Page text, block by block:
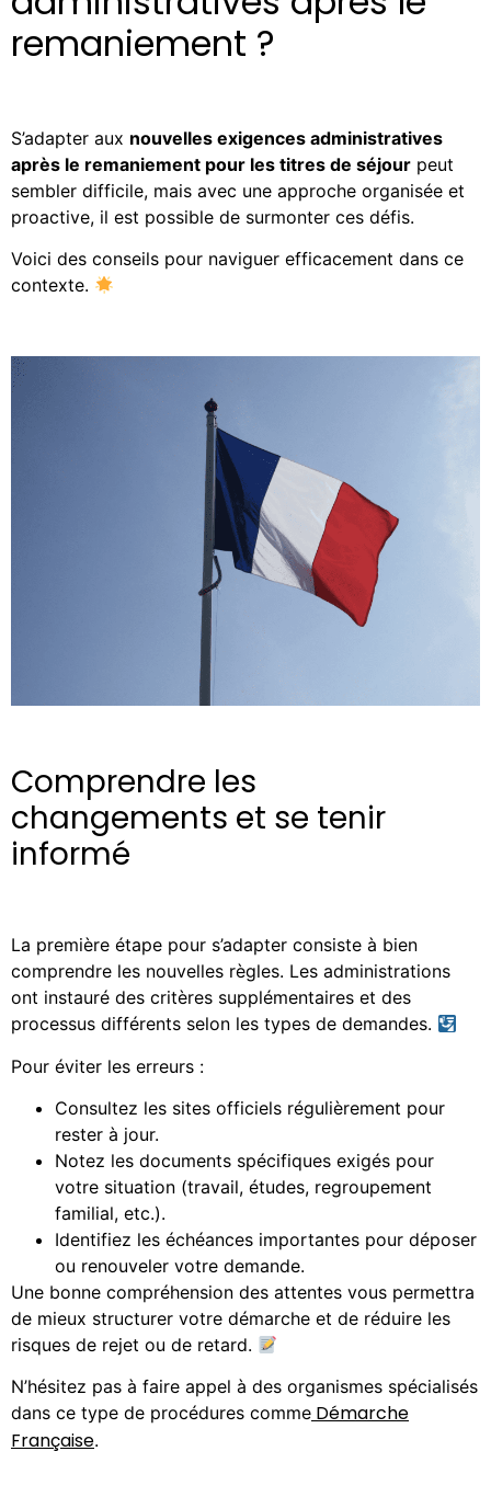
remaniement ?
S’adapter aux nouvelles exigences administratives
après le remaniement pour les titres de séjour peut
sembler difficile, mais avec une approche organisée et
proactive, il est possible de surmonter ces défis.
Voici des conseils pour naviguer efficacement dans ce
contexte.
Comprendre les
changements et se tenir
informé
La première étape pour s’adapter consiste à bien
comprendre les nouvelles règles. Les administrations
ont instauré des critères supplémentaires et des
processus différents selon les types de demandes.
Pour éviter les erreurs :
Consultez les sites officiels régulièrement pour
rester à jour.
Notez les documents spécifiques exigés pour
votre situation (travail, études, regroupement
familial, etc.).
Identifiez les échéances importantes pour déposer
ou renouveler votre demande.
Une bonne compréhension des attentes vous permettra
de mieux structurer votre démarche et de réduire les
risques de rejet ou de retard.
N’hésitez pas à faire appel à des organismes spécialisés
dans ce type de procédures comme Démarche
Française.